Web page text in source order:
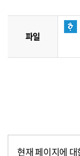
파일
현재 페이지에